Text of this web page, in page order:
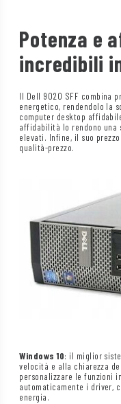
Potenza e
incredibili
Il Dell 9020 SFF combina
energetico, rendendolo la
computer desktop
affidabilità lo rendono una
elevati. Infine, il suo
qualità-prezzo.
Windows 10: il miglior
velocità e alla chiarezza
personalizzare le funzioni
automaticamente i driver,
energia.